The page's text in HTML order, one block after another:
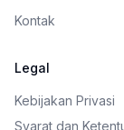
Kontak
Legal
Kebijakan Privasi
Syarat dan